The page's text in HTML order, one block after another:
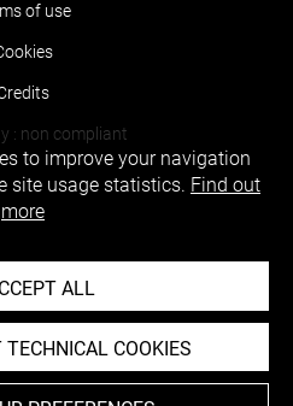
of use
: non compliant
to improve your navigation
site usage statistics. Find out
more
ALL
COOKIES